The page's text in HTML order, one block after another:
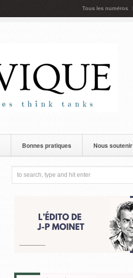
Tous les numéros
Bonnes pratiques Nous soutenir